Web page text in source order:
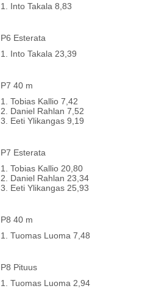
1. Into Takala 8,83
P6 Esterata
1. Into Takala 23,39
P7 40 m
1. Tobias Kallio 7,42
2. Daniel Rahlan 7,52
3. Eeti Ylikangas 9,19
P7 Esterata
1. Tobias Kallio 20,80
2. Daniel Rahlan 23,34
3. Eeti Ylikangas 25,93
P8 40 m
1. Tuomas Luoma 7,48
P8 Pituus
1. Tuomas Luoma 2,94